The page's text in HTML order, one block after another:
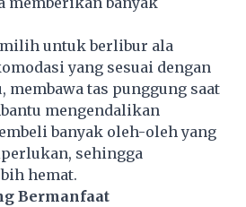
untuk berlibur ala
yang sesuai dengan
membawa tas punggung saat
mengendalikan
banyak oleh-oleh yang
sehingga
hemat.
Bermanfaat